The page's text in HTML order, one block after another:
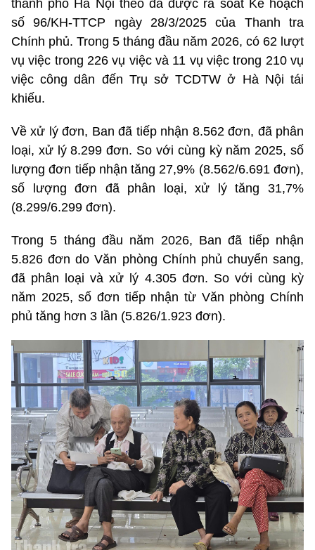
thành phố Hà Nội theo đã được rà soát Kế hoạch
số 96/KH-TTCP ngày 28/3/2025 của Thanh tra
Chính phủ. Trong 5 tháng đầu năm 2026, có 62 lượt
vụ việc trong 226 vụ việc và 11 vụ việc trong 210 vụ
việc công dân đến Trụ sở TCDTW ở Hà Nội tái
khiếu.
Về xử lý đơn, Ban đã tiếp nhận 8.562 đơn, đã phân
loại, xử lý 8.299 đơn. So với cùng kỳ năm 2025, số
lượng đơn tiếp nhận tăng 27,9% (8.562/6.691 đơn),
số lượng đơn đã phân loại, xử lý tăng 31,7%
(8.299/6.299 đơn).
Trong 5 tháng đầu năm 2026, Ban đã tiếp nhận
5.826 đơn do Văn phòng Chính phủ chuyển sang,
đã phân loại và xử lý 4.305 đơn. So với cùng kỳ
năm 2025, số đơn tiếp nhận từ Văn phòng Chính
phủ tăng hơn 3 lần (5.826/1.923 đơn).